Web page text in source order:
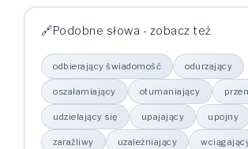
Podobne słowa - zobacz też
odbierający świadomość odurzający
oszałamiający otumaniający
udzielający się upajający upojny
zaraźliwy uzależniający